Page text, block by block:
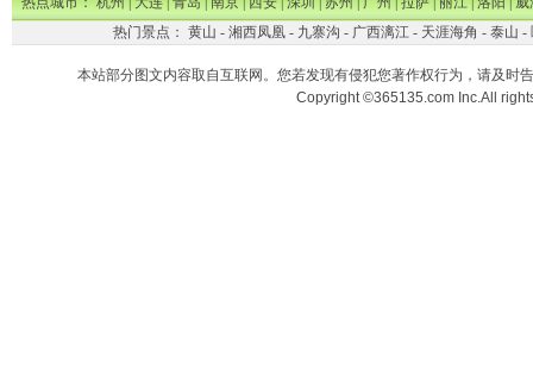
热门景点： 黄山 - 湘西凤凰- 九寨沟 - 广西漓江- 天涯海角 - 泰山 -
本站部分图文内容取自互联网。您若发现有侵犯您著作权行为，请及时
Copyright ©365135.com Inc.All